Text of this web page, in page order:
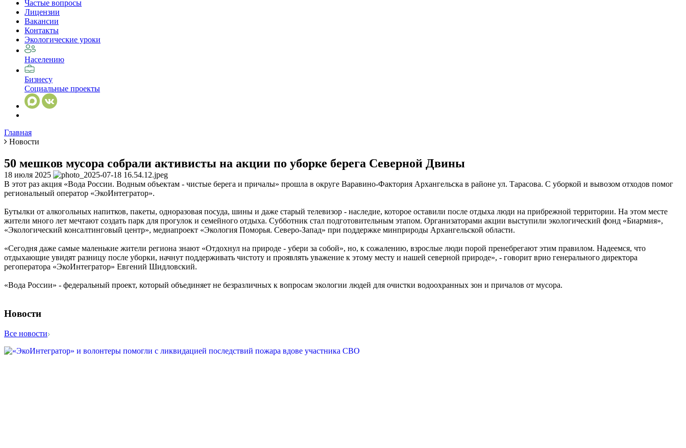
Частые вопросы
Лицензии
Вакансии
Контакты
Экологические уроки
Населению
Бизнесу
Социальные проекты
Главная
Новости
50 мешков мусора собрали активисты на акции по уборке берега Северной Двины
18 июля 2025
В этот раз акция «Вода России. Водным объектам - чистые берега и причалы» прошла в округе Варавино-Фактория Архангельска в районе ул. Тарасова. С уборкой и вывозом отходов помог
региональный оператор «ЭкоИнтегратор».
Бутылки от алкогольных напитков, пакеты, одноразовая посуда, шины и даже старый телевизор - наследие, которое оставили после отдыха люди на прибрежной территории. На этом месте
жители много лет мечтают создать парк для прогулок и семейного отдыха. Субботник стал подготовительным этапом. Организаторами акции выступили экологический фонд «Биармия»,
«Экологический консалтинговый центр», медиапроект «Экология Поморья. Северо-Запад» при поддержке минприроды Архангельской области.
«Сегодня даже самые маленькие жители региона знают «Отдохнул на природе - убери за собой», но, к сожалению, взрослые люди порой пренебрегают этим правилом. Надеемся, что
отдыхающие увидят разницу после уборки, начнут поддерживать чистоту и проявлять уважение к этому месту и нашей северной природе», - говорит врио генерального директора
регоператора «ЭкоИнтегратор» Евгений Шидловский.
«Вода России» - федеральный проект, который объединяет не безразличных к вопросам экологии людей для очистки водоохранных зон и причалов от мусора.
Новости
Все новости